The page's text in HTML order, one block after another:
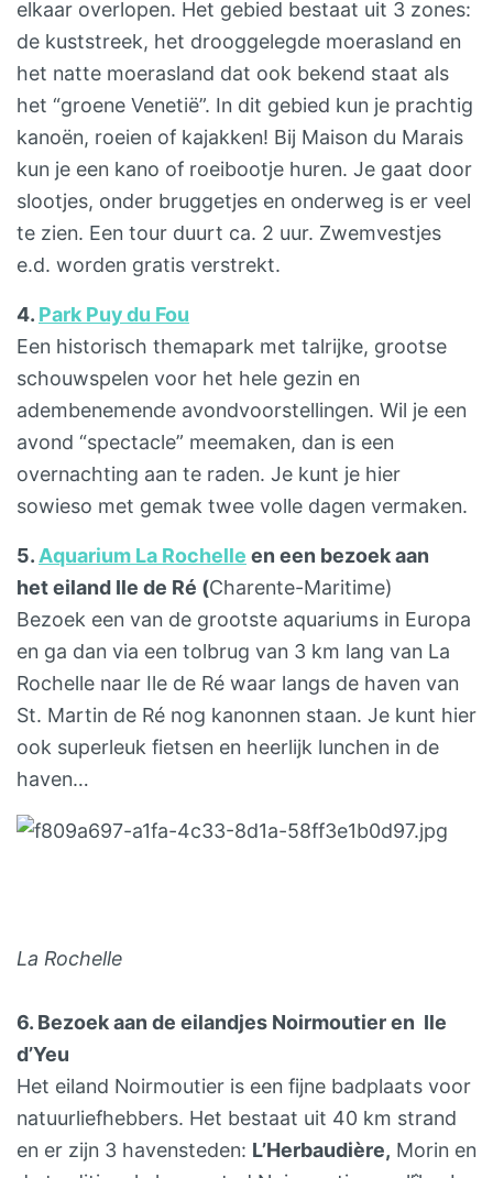
elkaar overlopen. Het gebied bestaat uit 3 zones:
de kuststreek, het drooggelegde moerasland en
het natte moerasland dat ook bekend staat als
het “groene Venetië”. In dit gebied kun je prachtig
kanoën, roeien of kajakken! Bij Maison du Marais
kun je een kano of roeibootje huren. Je gaat door
slootjes, onder bruggetjes en onderweg is er veel
te zien. Een tour duurt ca. 2 uur. Zwemvestjes
e.d. worden gratis verstrekt.
4. Park Puy du Fou
Een historisch themapark met talrijke, grootse
schouwspelen voor het hele gezin en
adembenemende avondvoorstellingen. Wil je een
avond “spectacle” meemaken, dan is een
overnachting aan te raden. Je kunt je hier
sowieso met gemak twee volle dagen vermaken.
5. Aquarium La Rochelle en een bezoek aan
het eiland Ile de Ré (Charente-Maritime)
Bezoek een van de grootste aquariums in Europa
en ga dan via een tolbrug van 3 km lang van La
Rochelle naar Ile de Ré waar langs de haven van
St. Martin de Ré nog kanonnen staan. Je kunt hier
ook superleuk fietsen en heerlijk lunchen in de
haven…
La Rochelle
6. Bezoek aan de eilandjes Noirmoutier en Ile
d’Yeu
Het eiland Noirmoutier is een fijne badplaats voor
natuurliefhebbers. Het bestaat uit 40 km strand
en er zijn 3 havensteden: L’Herbaudière, Morin en